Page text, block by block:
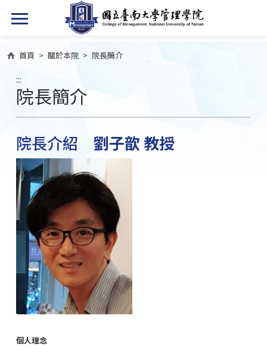
首頁 > 關於本院 > 院長簡介
:::
院長簡介
院長介紹 劉子歆 教授
個人理念